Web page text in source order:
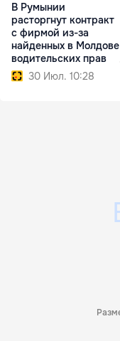
В Румынии
расторгнут контракт
с фирмой из-за
найденных в Молдове
водительских прав
30 Июл. 10:28